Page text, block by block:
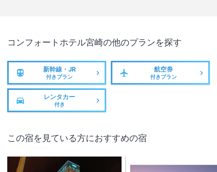
コンフォートホテル宮崎の他のプランを探す
新幹線・JR
付きプラン
航空券
付きプラン
レンタカー
付き
この宿を見ている方におすすめの宿